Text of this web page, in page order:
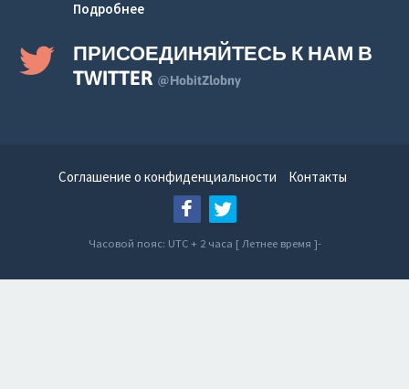
Подробнее
ПРИСОЕДИНЯЙТЕСЬ К НАМ В
TWITTER @HobitZlobny
Соглашение о конфиденциальности Контакты
Часовой пояс: UTC + 2 часа [ Летнее время ]-